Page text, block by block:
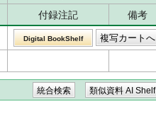
付録注記
備考
Digital BookShelf